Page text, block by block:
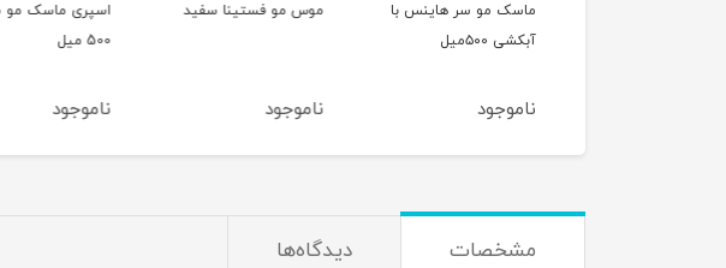
موس مو فستینا سفید
ناموجود
اسپری ماسک مو سوپکس
ناموجود
میل
ناموجود
مشخصات دیدگاه‌ها